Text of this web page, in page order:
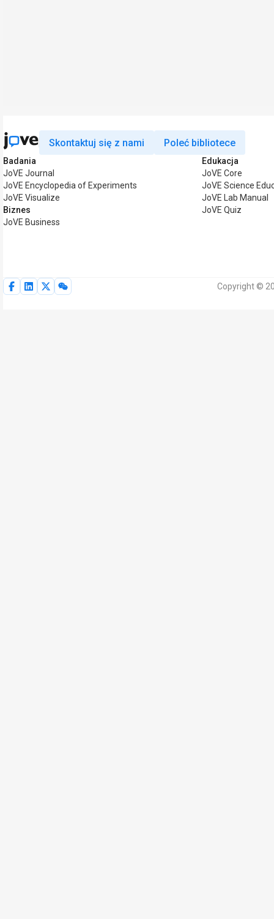
Skontaktuj się z nami Poleć bibliotece
Badania
JoVE Journal
JoVE Encyclopedia of Experiments
JoVE Visualize
Biznes
JoVE Business
Edukacja
JoVE Core
JoVE Science
JoVE Lab Manual
JoVE Quiz
Copyright ©